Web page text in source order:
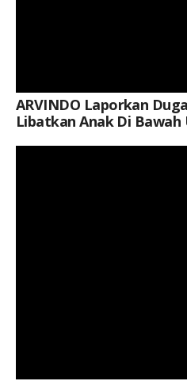
ARVINDO Laporkan
Libatkan Anak Di
Keterangan Gambar: Personel Polsek Cikarang Timur bersama TNI, Satpol PP, dan unsur Muspika melaksanakan kerja bakti membersihkan Lapangan Plaza Kecamatan Cikarang Timur, Desa Jatibaru, Kamis (06/08/2026), dalam rangka menyambut HUT ke-81 Kemerdekaan Republik Indonesia.